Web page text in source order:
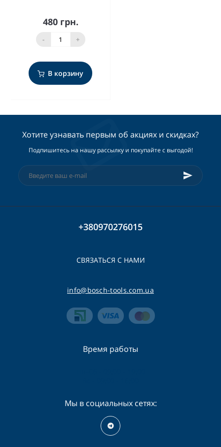
480 грн.
- +
В корзину
Хотите узнавать первым об акциях и скидках?
Подпишитесь на нашу рассылку и покупайте с выгодой!
+380970276015
СВЯЗАТЬСЯ С НАМИ
info@bosch-tools.com.ua
Время работы
Мы в социальных сетях: